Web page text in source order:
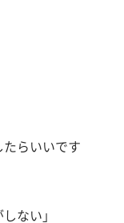
たらいいです
ない」